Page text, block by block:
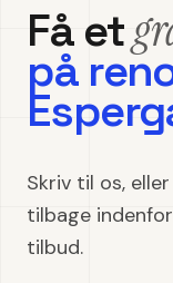
Få et
på
Skriv til os,
tilbage
tilbud.